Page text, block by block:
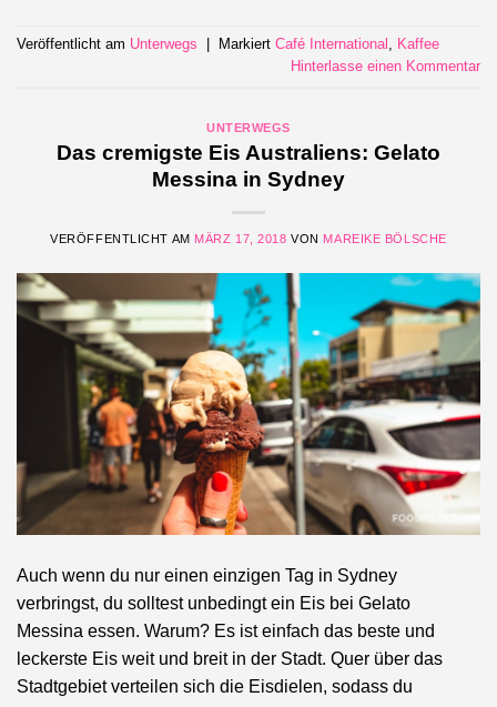
Veröffentlicht am Unterwegs Markiert Café International , Kaffee
Hinterlasse einen Kommentar
UNTERWEGS
Das cremigste Eis Australiens: Gelato
Messina in Sydney
VERÖFFENTLICHT AM MÄRZ 17, 2018 VON MAREIKE BÖLSCHE
Auch wenn du nur einen einzigen Tag in Sydney
verbringst, du solltest unbedingt ein Eis bei Gelato
Messina essen. Warum? Es ist einfach das beste und
leckerste Eis weit und breit in der Stadt. Quer über das
Stadtgebiet verteilen sich die Eisdielen, sodass du